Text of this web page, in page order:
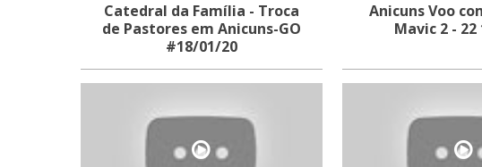
Catedral da Família - Troca
de Pastores em Anicuns-GO
#18/01/20
Anicuns Voo